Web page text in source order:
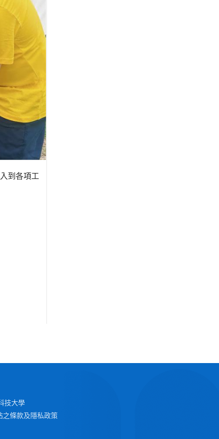
到各項工
技大學
之條款及隱私政策